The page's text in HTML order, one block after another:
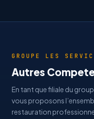
GROUPE LES
Autres
En tant que filiale du
vous proposons
restauration